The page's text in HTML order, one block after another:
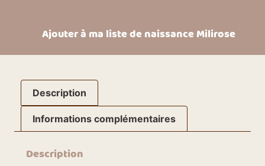
Ajouter à ma liste de naissance Milirose
Description
Informations complémentaires
Description